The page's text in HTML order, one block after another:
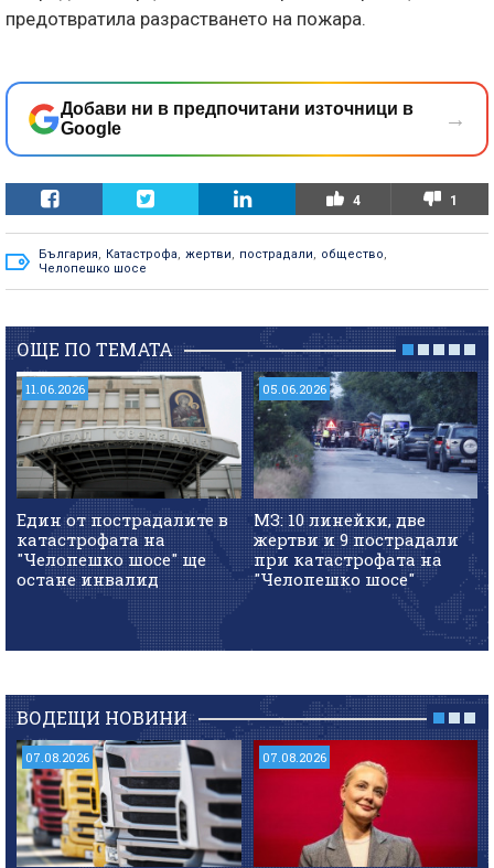
предотвратила разрастването на пожара.
Добави ни в предпочитани източници в
Google
→
4 1
България, Катастрофа, жертви, пострадали, общество,
Челопешко шосе
ОЩЕ ПО ТЕМАТА
11.06.2026
Един от пострадалите в
катастрофата на
"Челопешко шосе" ще
остане инвалид
05.06.2026
МЗ: 10 линейки, две
жертви и 9 пострадали
при катастрофата на
"Челопешко шосе"
ВОДЕЩИ НОВИНИ
07.08.2026 07.08.2026